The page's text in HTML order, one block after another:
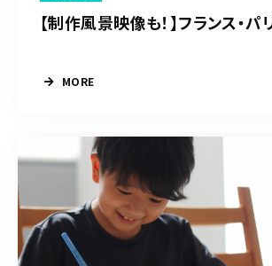
【制作風景映像も！】フランス・パ
MORE